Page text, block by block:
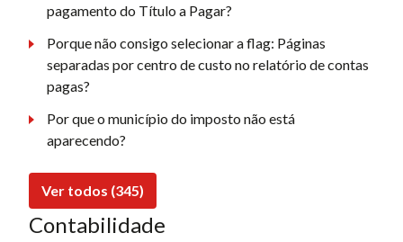
pagamento do Título a Pagar?
Porque não consigo selecionar a flag: Páginas
separadas por centro de custo no relatório de contas
pagas?
Por que o município do imposto não está
aparecendo?
Ver todos (345)
Contabilidade